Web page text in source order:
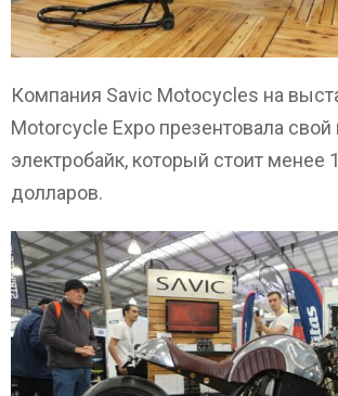
Компания Savic Motocycles на
Motorcycle Expo презентовала
электробайк, который стоит менее
долларов.